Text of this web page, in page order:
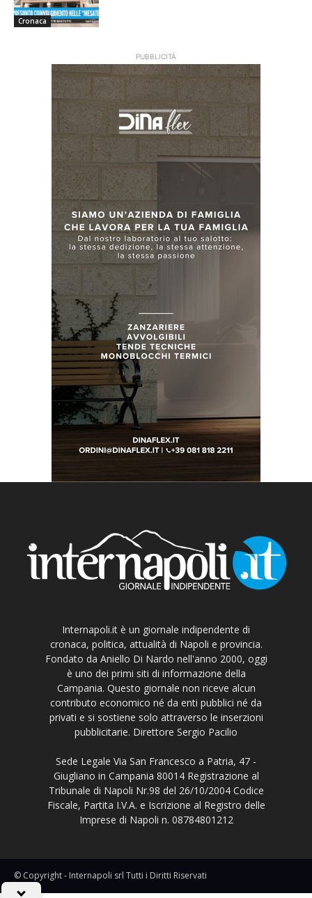
Cronaca
PUBBLICITÀ
Internapoli.it è un giornale indipendente di
cronaca, politica, attualità di Napoli e provincia.
Fondato da Aniello Di Nardo nell'anno 2000, oggi
è uno dei primi siti di informazione della
Campania. Questo giornale non riceve alcun
contributo economico né da enti pubblici né da
privati e si sostiene solo attraverso le inserzioni
pubblicitarie. Direttore Sergio Pacilio
Sede Legale Via San Francesco a Patria, 47 -
Giugliano in Campania 80014 Registrazione al
Tribunale di Napoli Nr.98 del 26/10/2004 Codice
Fiscale, Partita I.V.A. e Iscrizione al Registro delle
Imprese di Napoli n. 08784801212
© Copyright - Internapoli srl Tutti i Diritti Riservati